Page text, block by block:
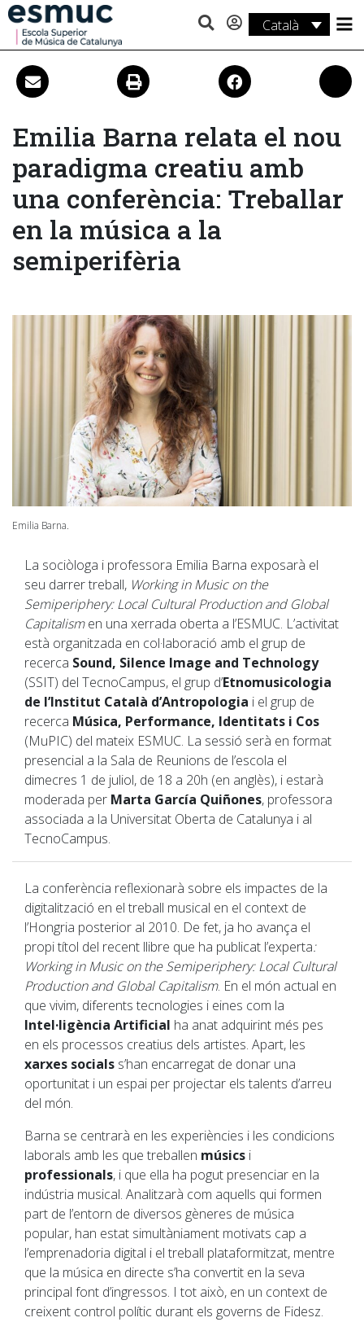
Català
Estudis
Recerca
Activitats
Emilia Barna relata el nou
paradigma creatiu amb
una conferència: Treballar
en la música a la
semiperifèria
Emilia Barna.
La sociòloga i professora Emilia Barna exposarà el
seu darrer treball, Working in Music on the
Semiperiphery: Local Cultural Production and Global
Capitalismen una xerrada oberta a l’ESMUC. L’activitat
està organitzada en col·laboració amb el grup de
recerca Sound, Silence Image and Technology
(SSIT) del TecnoCampus, el grup d’Etnomusicologia
de l’Institut Català d’Antropologia i el grup de
recerca Música, Performance, Identitats i Cos
(MuPIC) del mateix ESMUC. La sessió serà en format
presencial a la Sala de Reunions de l’escola el
dimecres 1 de juliol, de 18 a 20h (en anglès), i estarà
moderada per Marta García Quiñones, professora
associada a la Universitat Oberta de Catalunya i al
TecnoCampus.
La conferència reflexionarà sobre els impactes de la
digitalització en el treball musical en el context de
l’Hongria posterior al 2010. De fet, ja ho avança el
propi títol del recent llibre que ha publicat l’experta:
Working in Music on the Semiperiphery: Local Cultural
Production and Global Capitalism. En el món actual en
que vivim, diferents tecnologies i eines com la
Intel·ligència Artificial ha anat adquirint més pes
en els processos creatius dels artistes. Apart, les
xarxes socials s’han encarregat de donar una
oportunitat i un espai per projectar els talents d’arreu
del món.
Barna se centrarà en les experiències i les condicions
laborals amb les que treballen músics i
professionals, i que ella ha pogut presenciar en la
indústria musical. Analitzarà com aquells qui formen
part de l’entorn de diversos gèneres de música
popular, han estat simultàniament motivats cap a
l’emprenadoria digital i el treball plataformitzat, mentre
que la música en directe s’ha convertit en la seva
principal font d’ingressos. I tot això, en un context de
creixent control polític durant els governs de Fidesz.